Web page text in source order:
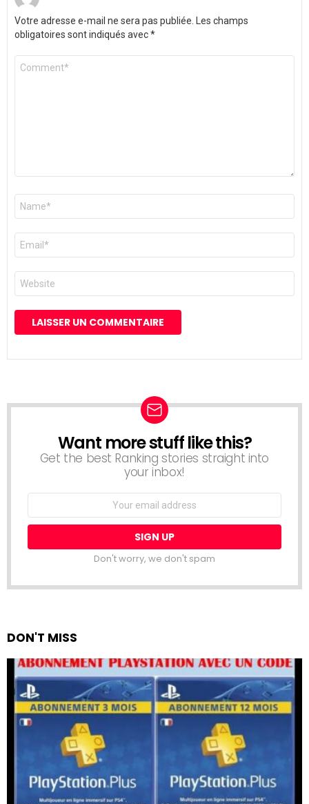
Votre adresse e-mail ne sera pas publiée. Les champs
obligatoires sont indiqués avec*
Commentaire
Nom
E-
mail
*
Site
web
NEWSLETTER
Want more stuff like this?
Get the best Ranking stories straight into
your inbox!
Email
Don't worry, we don't spam
DON'T MISS